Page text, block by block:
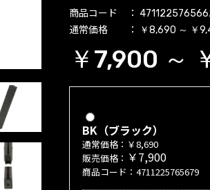
商品コード
通常価格 ￥8,690 ～ ￥
￥7,900 ～
BK（ブラック）
通常価格：￥8,690
販売価格： ￥7,900
商品コード：4711225765679